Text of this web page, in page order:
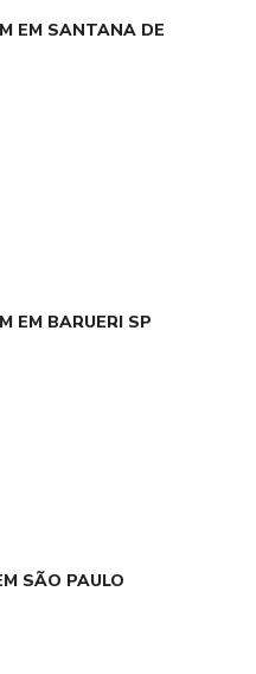
EM SANTANA DE
EM BARUERI SP
SÃO PAULO